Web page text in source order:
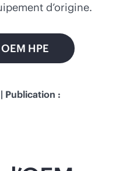
d’origine.
HPE
Publication :